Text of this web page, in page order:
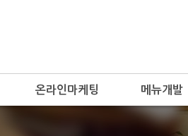
온라인마케팅 메뉴개발